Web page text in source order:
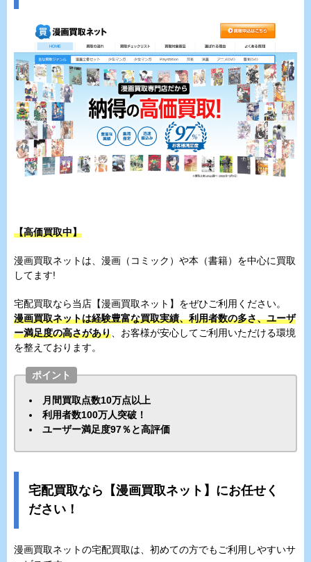
【高価買取中】
漫画買取ネットは、漫画（コミック）や本（書籍）を中心に買取
してます!
宅配買取なら当店【漫画買取ネット】をぜひご利用ください。
漫画買取ネットは経験豊富な買取実績、利用者数の多さ、ユーザ
ー満足度の高さがあり 、お客様が安心してご利用いただける環境
を整えております。
ポイント
月間買取点数10万点以上
利用者数100万人突破！
ユーザー満足度97％と高評価
宅配買取なら【漫画買取ネット】にお任せく
ださい！
漫画買取ネットの宅配買取は、初めての方でもご利用しやすいサ